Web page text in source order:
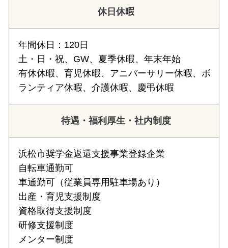
休日休暇
年間休日：120日
土・日・祝、GW、夏季休暇、年末年始
有休休暇、育児休暇、アニバーサリー休暇、ボ
ランティア休暇、介護休暇、慶弔休暇
待遇・福利厚生・社内制度
浜松市奨学金返還支援事業登録企業
自転車通勤可
車通勤可（従業員専用駐車場あり）
出産・育児支援制度
資格取得支援制度
研修支援制度
メンター制度